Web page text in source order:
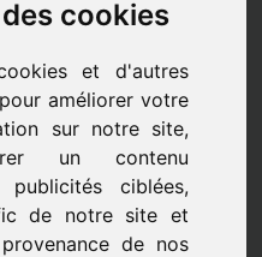
cookies
et d'autres
améliorer votre
sur notre site,
un contenu
ciblées,
de notre site et
de nos
fête la
du Grand-Guéret